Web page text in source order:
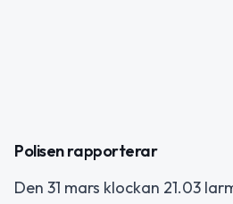
Polisen rapporterar
Den 31 mars klockan 21.03